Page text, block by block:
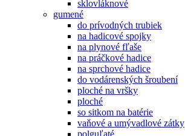
sklovláknové
gumené
do prívodných trubiek
na hadicové spojky
na plynové fľaše
na práčkové hadice
na sprchové hadice
do vodárenských šroubení
ploché na vršky
ploché
so sitkom na batérie
vaňové a umývadlové zátky
polguľaté